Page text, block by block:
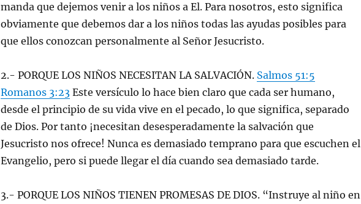
manda que dejemos venir a los niños a El. Para nosotros, esto significa
obviamente que debemos dar a los niños todas las ayudas posibles para
que ellos conozcan personalmente al Señor Jesucristo.
2.- PORQUE LOS NIÑOS NECESITAN LA SALVACIÓN. Salmos 51:5
Romanos 3:23Este versículo lo hace bien claro que cada ser humano,
desde el principio de su vida vive en el pecado, lo que significa, separado
de Dios. Por tanto ¡necesitan desesperadamente la salvación que
Jesucristo nos ofrece! Nunca es demasiado temprano para que escuchen el
Evangelio, pero si puede llegar el día cuando sea demasiado tarde.
3.- PORQUE LOS NIÑOS TIENEN PROMESAS DE DIOS. “Instruye al niño en